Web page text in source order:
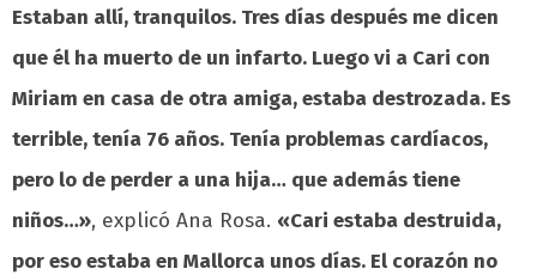
Estaban allí, tranquilos. Tres días después me dicen
que él ha muerto de un infarto. Luego vi a Cari con
Miriam en casa de otra amiga, estaba destrozada. Es
terrible, tenía 76 años. Tenía problemas cardíacos,
pero lo de perder a una hija… que además tiene
niños…», explicó Ana Rosa. «Cari estaba destruida,
por eso estaba en Mallorca unos días. El corazón no